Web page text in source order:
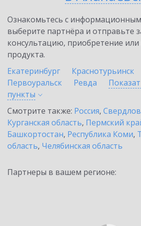
Ознакомьтесь с
выберите партнёра и отправьте
консультацию, приобретение
продукта.
Екатеринбург
Краснотурьинск
Первоуральск
Ревда
пункты
Смотрите также: Россия,
Курганская область, Пермский
Башкортостан, Республика Коми,
область, Челябинская область
Партнеры в вашем регионе: